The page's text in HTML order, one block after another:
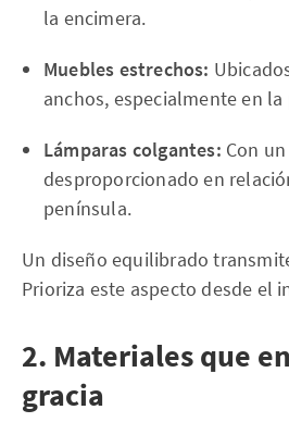
la encimera.
Muebles estrechos:
anchos, especialmente en
Lámparas colgantes: Con
desproporcionado en
península.
Un diseño equilibrado
Prioriza este aspecto desde el
2. Materiales que
gracia